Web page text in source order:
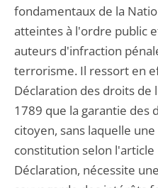
fondamentaux de la
atteintes à l'ordre public
auteurs d'infraction
terrorisme. Il ressort en
Déclaration des droits
1789 que la garantie des
citoyen, sans laquelle
constitution selon
Déclaration, nécessite